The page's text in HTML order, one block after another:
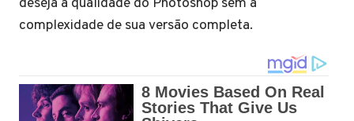
complexidade de sua versão completa.